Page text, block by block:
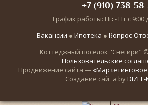
+7 (910) 738-
График работы: Пн - Пт с 9:00
Вакансии ● Ипотека ● Вопрос-
Коттеджный поселок "Снегири" ©
Пользовательские
Продвижение сайта — «Маркетинговое
Создание сайта byDIZEL-